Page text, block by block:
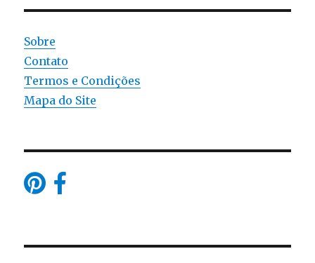
Sobre
Contato
Termos e Condições
Mapa do Site